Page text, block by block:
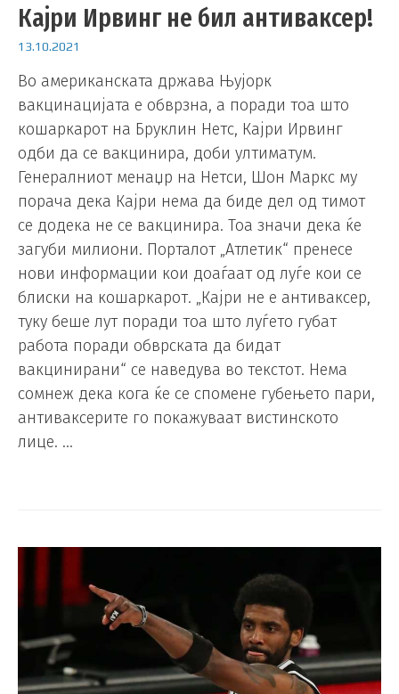
Кајри Ирвинг не бил антиваксер!
13.10.2021
Во американската држава Њујорк
вакцинацијата е обврзна, а поради тоа што
кошаркарот на Бруклин Нетс, Кајри Ирвинг
одби да се вакцинира, доби ултиматум.
Генералниот менаџр на Нетси, Шон Маркс му
порача дека Кајри нема да биде дел од тимот
се додека не се вакцинира. Тоа значи дека ќе
загуби милиони. Порталот „Атлетик“ пренесе
нови информации кои доаѓаат од луѓе кои се
блиски на кошаркарот. „Кајри не е антиваксер,
туку беше лут поради тоа што луѓето губат
работа поради обврската да бидат
вакцинирани“ се наведува во текстот. Нема
сомнеж дека кога ќе се спомене губењето пари,
антиваксерите го покажуваат вистинското
лице. …